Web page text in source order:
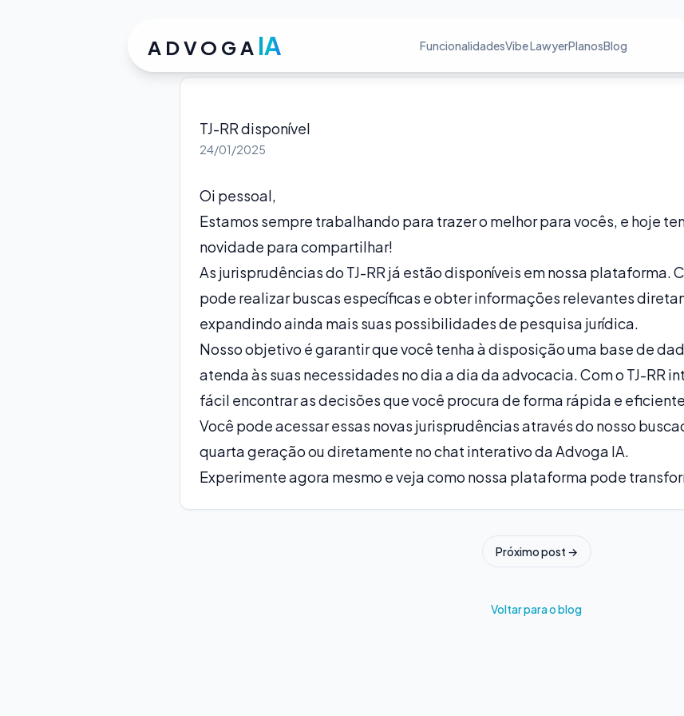
ADVOGA IA FuncionalidadesVibe LawyerPlanosBlog
TJ-RR disponível
24/01/2025
Oi pessoal,
Estamos sempre trabalhando para trazer o melhor para vocês, e hoje
novidade para compartilhar!
As jurisprudências do TJ-RR já estão disponíveis em nossa plataforma.
pode realizar buscas específicas e obter informações relevantes
expandindo ainda mais suas possibilidades de pesquisa jurídica.
Nosso objetivo é garantir que você tenha à disposição uma base de
atenda às suas necessidades no dia a dia da advocacia. Com o TJ-RR
fácil encontrar as decisões que você procura de forma rápida e
Você pode acessar essas novas jurisprudências através do nosso
quarta geração ou diretamente no chat interativo da Advoga IA.
Experimente agora mesmo e veja como nossa plataforma pode
Próximo post →
Voltar para o blog